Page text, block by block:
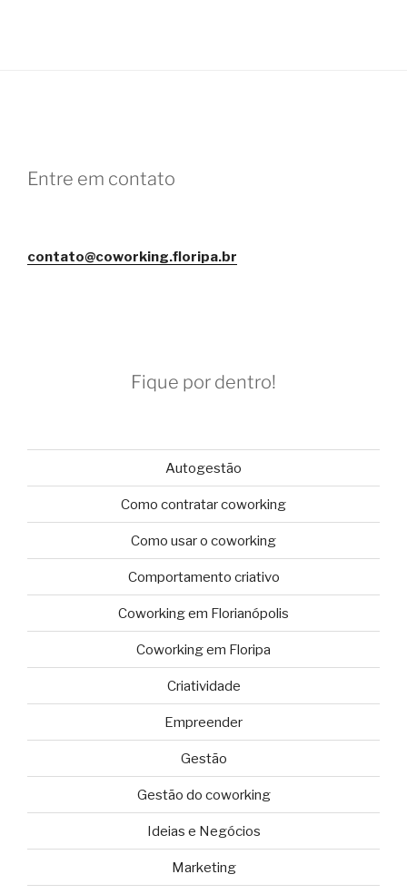
Entre em contato
contato@coworking.floripa.br
Fique por dentro!
Autogestão
Como contratar coworking
Como usar o coworking
Comportamento criativo
Coworking em Florianópolis
Coworking em Floripa
Criatividade
Empreender
Gestão
Gestão do coworking
Ideias e Negócios
Marketing